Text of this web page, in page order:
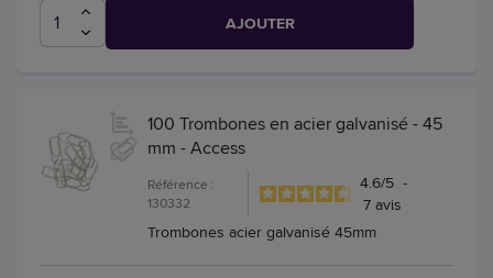
AJOUTER
100 Trombones en acier galvanisé - 45
mm - Access
Référence :
130332
4.6/5 -
7 avis
Trombones acier galvanisé 45mm